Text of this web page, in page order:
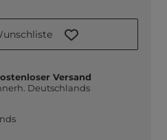
Versand
Deutschlands